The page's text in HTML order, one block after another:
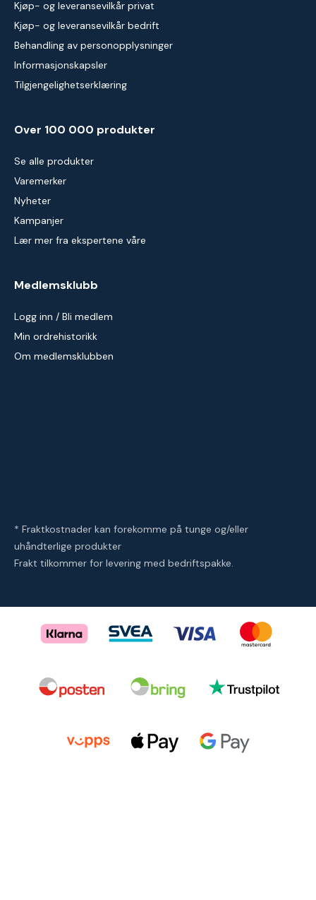
Kjøp- og leveransevilkår privat
Kjøp- og leveransevilkår bedrift
Behandling av personopplysninger
Informasjonskapsler
Tilgjengelighetserklæring
Over 100 000 produkter
Se alle produkter
Varemerker
Nyheter
Kampanjer
Lær mer fra ekspertene våre
Medlemsklubb
Logg inn / Bli medlem
Min ordrehistorikk
Om medlemsklubben
* Fraktkostnader kan forekomme på tunge og/eller
uhåndterlige produkter
Frakt tilkommer for levering med bedriftspakke.